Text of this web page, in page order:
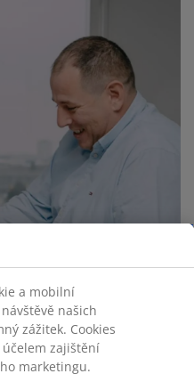
a mobilní
našich
zážitek. Cookies
zajištění
marketingu.